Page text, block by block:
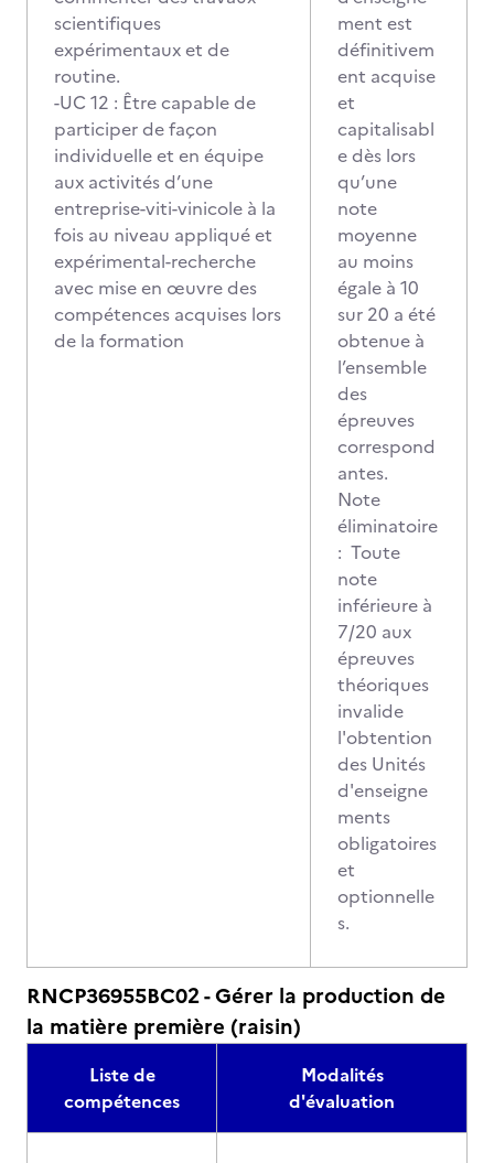
scientifiques
expérimentaux et de
routine.
-UC 12 : Être capable de
participer de façon
individuelle et en équipe
aux activités d’une
entreprise-viti-vinicole à la
fois au niveau appliqué et
expérimental-recherche
avec mise en œuvre des
compétences acquises lors
de la formation
ment est
définitivem
ent acquise
et
capitalisabl
e dès lors
qu’une
note
moyenne
au moins
égale à 10
sur 20 a été
obtenue à
l’ensemble
des
épreuves
correspond
antes.
Note
éliminatoire
: Toute
note
inférieure à
7/20 aux
épreuves
théoriques
invalide
l'obtention
des Unités
d'enseigne
ments
obligatoires
et
optionnelle
s.
RNCP36955BC02 - Gérer la production de
la matière première (raisin)
Liste de
compétences
Modalités
d'évaluation